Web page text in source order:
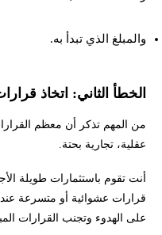
والمبلغ الذي تبدأ به.
الخطأ الثاني: اتخاذ
من المهم تذكر أن معظم
عقلية، تجارية بحتة.
أنت تقوم باستثمارات طويلة
قرارات عشوائية أو متسرعة
على الهدوء وتجنب القرارات